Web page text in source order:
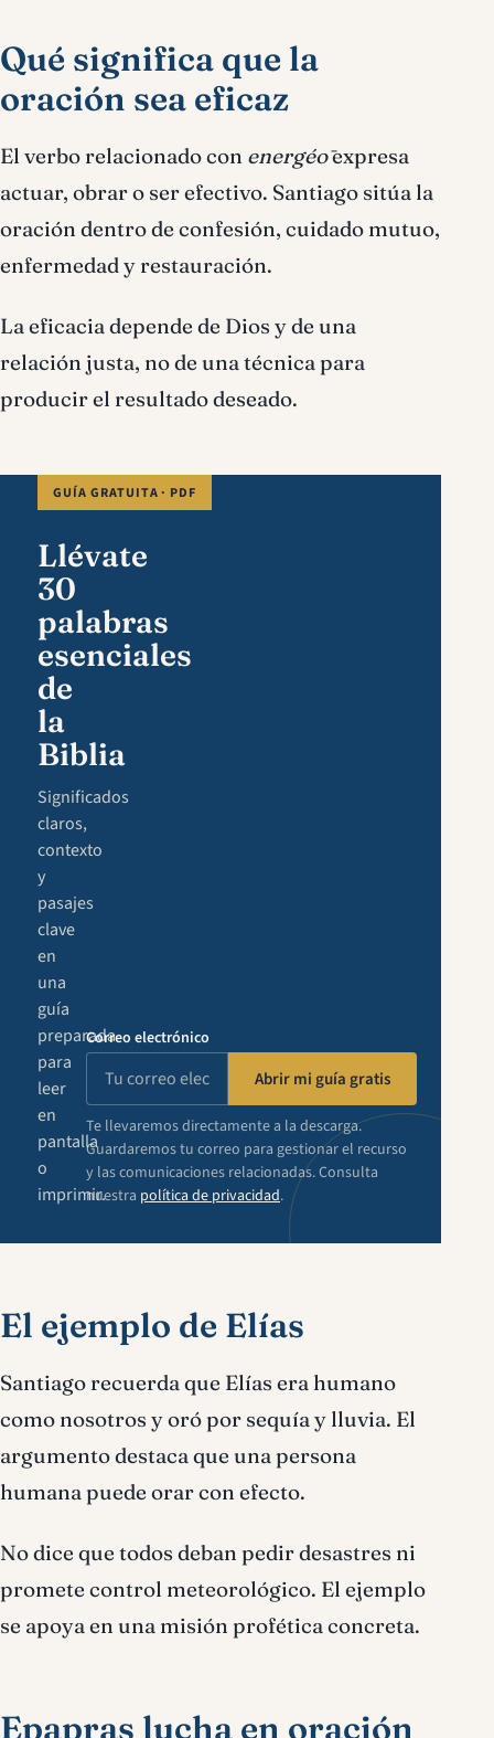
Qué significa que la
oración sea eficaz
El verbo relacionado con energéōexpresa
actuar, obrar o ser efectivo. Santiago sitúa la
oración dentro de confesión, cuidado mutuo,
enfermedad y restauración.
La eficacia depende de Dios y de una
relación justa, no de una técnica para
producir el resultado deseado.
GUÍA GRATUITA · PDF
Llévate
30
palabras
esenciales
de
la
Biblia
Significados
claros,
contexto
y
pasajes
clave
en
una
guía
preparada
para
leer
en
pantalla
o
imprimir.
Correo electrónico
Abrir mi guía gratis
Te llevaremos directamente a la descarga.
Guardaremos tu correo para gestionar el recurso
y las comunicaciones relacionadas. Consulta
nuestra política de privacidad.
El ejemplo de Elías
Santiago recuerda que Elías era humano
como nosotros y oró por sequía y lluvia. El
argumento destaca que una persona
humana puede orar con efecto.
No dice que todos deban pedir desastres ni
promete control meteorológico. El ejemplo
se apoya en una misión profética concreta.
Epapras lucha en oración